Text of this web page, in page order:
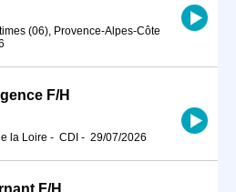
(06), Provence-Alpes-Côte
F/H
la Loire - CDI - 29/07/2026
F/H